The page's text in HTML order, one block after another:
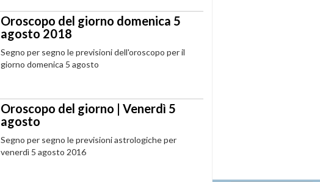
Oroscopo del giorno domenica 5
agosto 2018
Segno per segno le previsioni dell'oroscopo per il
giorno domenica 5 agosto
Oroscopo del giorno | Venerdì 5
agosto
Segno per segno le previsioni astrologiche per
venerdì 5 agosto 2016